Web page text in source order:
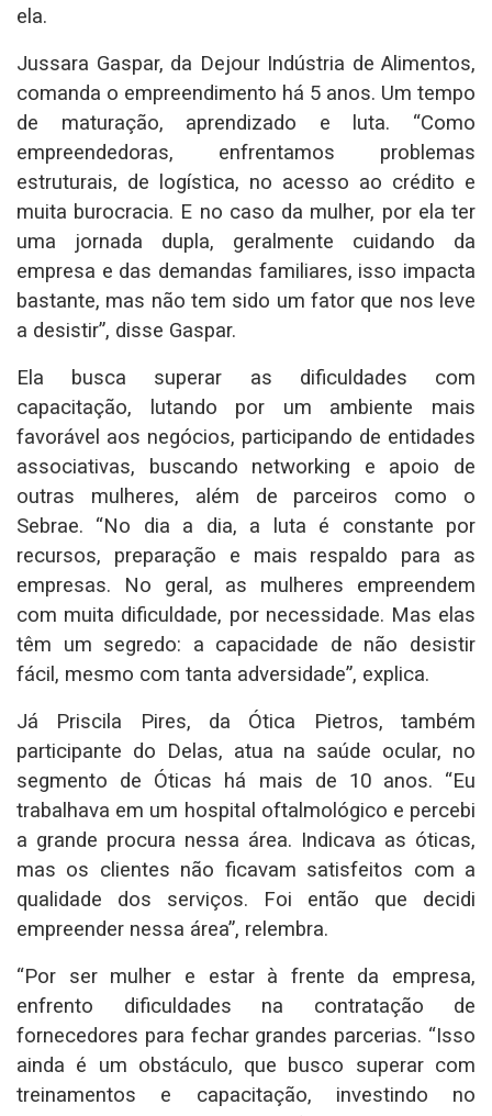
ela.
Jussara Gaspar, da Dejour Indústria de Alimentos,
comanda o empreendimento há 5 anos. Um tempo
de maturação, aprendizado e luta. “Como
empreendedoras, enfrentamos problemas
estruturais, de logística, no acesso ao crédito e
muita burocracia. E no caso da mulher, por ela ter
uma jornada dupla, geralmente cuidando da
empresa e das demandas familiares, isso impacta
bastante, mas não tem sido um fator que nos leve
a desistir”, disse Gaspar.
Ela busca superar as dificuldades com
capacitação, lutando por um ambiente mais
favorável aos negócios, participando de entidades
associativas, buscando networking e apoio de
outras mulheres, além de parceiros como o
Sebrae. “No dia a dia, a luta é constante por
recursos, preparação e mais respaldo para as
empresas. No geral, as mulheres empreendem
com muita dificuldade, por necessidade. Mas elas
têm um segredo: a capacidade de não desistir
fácil, mesmo com tanta adversidade”, explica.
Já Priscila Pires, da Ótica Pietros, também
participante do Delas, atua na saúde ocular, no
segmento de Óticas há mais de 10 anos. “Eu
trabalhava em um hospital oftalmológico e percebi
a grande procura nessa área. Indicava as óticas,
mas os clientes não ficavam satisfeitos com a
qualidade dos serviços. Foi então que decidi
empreender nessa área”, relembra.
“Por ser mulher e estar à frente da empresa,
enfrento dificuldades na contratação de
fornecedores para fechar grandes parcerias. “Isso
ainda é um obstáculo, que busco superar com
treinamentos e capacitação, investindo no